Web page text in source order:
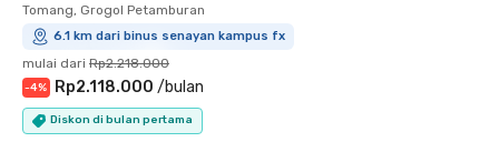
Tomang, Grogol Petamburan
6.1 km dari binus senayan kampus fx
mulai dari Rp2.218.000
-4% Rp2.118.000 /bulan
Diskon di bulan pertama